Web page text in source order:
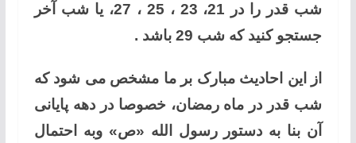
شب قدر را در 21، 23 ، 25 ، 27، یا شب آخر
جستجو کنید که شب 29 باشد .
از این احادیث مبارک بر ما مشخص می شود که
شب قدر در ماه رمضان، خصوصا در دهه پایانی
آن بنا به دستور رسول الله «ص» وبه احتمال